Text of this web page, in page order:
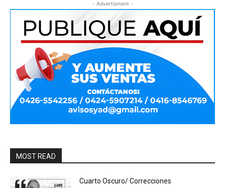
- Advertisment -
MOST READ
Cuarto Oscuro/ Correcciones